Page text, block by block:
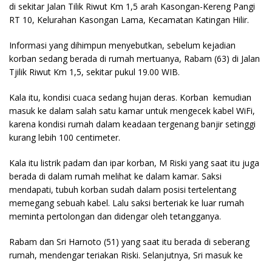
di sekitar Jalan Tilik Riwut Km 1,5 arah Kasongan-Kereng Pangi
RT 10, Kelurahan Kasongan Lama, Kecamatan Katingan Hilir.
Informasi yang dihimpun menyebutkan, sebelum kejadian
korban sedang berada di rumah mertuanya, Rabam (63) di Jalan
Tjilik Riwut Km 1,5, sekitar pukul 19.00 WIB.
Kala itu, kondisi cuaca sedang hujan deras. Korban kemudian
masuk ke dalam salah satu kamar untuk mengecek kabel WiFi,
karena kondisi rumah dalam keadaan tergenang banjir setinggi
kurang lebih 100 centimeter.
Kala itu listrik padam dan ipar korban, M Riski yang saat itu juga
berada di dalam rumah melihat ke dalam kamar. Saksi
mendapati, tubuh korban sudah dalam posisi tertelentang
memegang sebuah kabel. Lalu saksi berteriak ke luar rumah
meminta pertolongan dan didengar oleh tetangganya.
Rabam dan Sri Harnoto (51) yang saat itu berada di seberang
rumah, mendengar teriakan Riski. Selanjutnya, Sri masuk ke